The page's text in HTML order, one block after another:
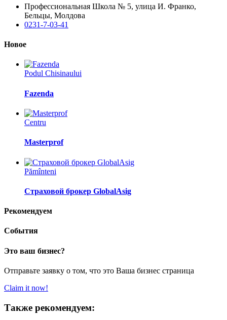
Профессиональная Школа № 5, улица И. Франко,
Бельцы, Молдова
0231-7-03-41
Новое
Podul Chisinaului
Fazenda
Centru
Masterprof
Pămînteni
Страховой брокер GlobalAsig
Рекомендуем
События
Это ваш бизнес?
Отправьте заявку о том, что это Ваша бизнес страница
Claim it now!
Также рекомендуем: